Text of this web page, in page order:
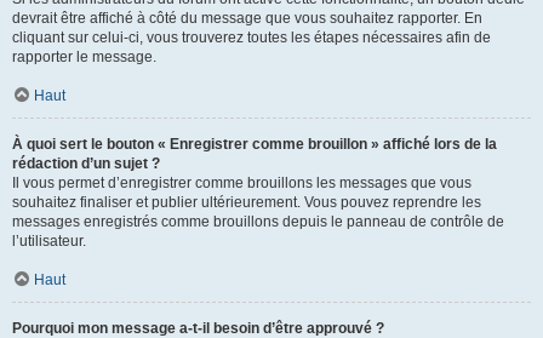
devrait être affiché à côté du message que vous souhaitez rapporter. En
cliquant sur celui-ci, vous trouverez toutes les étapes nécessaires afin de
rapporter le message.
Haut
À quoi sert le bouton « Enregistrer comme brouillon » affiché lors de la
rédaction d’un sujet ?
Il vous permet d’enregistrer comme brouillons les messages que vous
souhaitez finaliser et publier ultérieurement. Vous pouvez reprendre les
messages enregistrés comme brouillons depuis le panneau de contrôle de
l’utilisateur.
Haut
Pourquoi mon message a-t-il besoin d’être approuvé ?